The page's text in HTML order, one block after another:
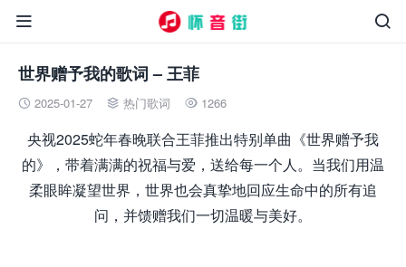


世界赠予我的歌词 – 王菲
 2025-01-27  热门歌词  1266
央视2025蛇年春晚联合王菲推出特别单曲《世界赠予我
的》，带着满满的祝福与爱，送给每一个人。当我们用温
柔眼眸凝望世界，世界也会真挚地回应生命中的所有追
问，并馈赠我们一切温暖与美好。